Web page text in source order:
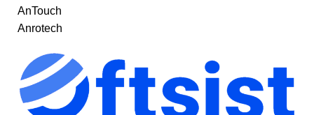
AnTouch
Anrotech